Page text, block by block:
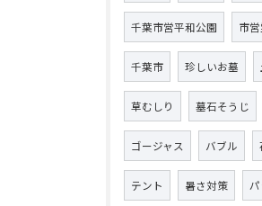
千葉市営平和公園 市
千葉市 珍しいお墓
草むしり 墓石そうじ
ゴージャス バブル
テント 暑さ対策